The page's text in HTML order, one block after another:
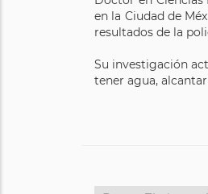
en la Ciudad de
resultados de la
Su investigación
tener agua,